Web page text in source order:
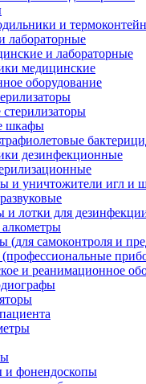
и
лабораторные
и лабораторные
медицинские
оборудование
шкафы
дезинфекционные
и уничтожители игл и
и лотки для
(для самоконтроля и
и реанимационное
и фонендоскопы